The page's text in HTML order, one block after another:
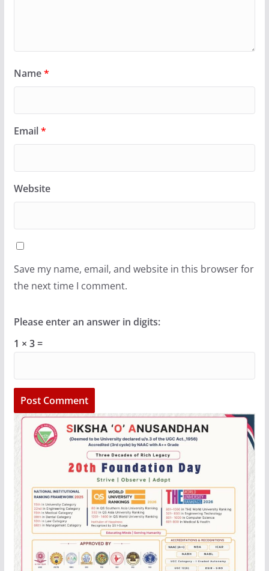
Name*
Email*
Website
Save my name, email, and website in this browser for
the next time I comment.
Please enter an answer in digits:
1 × 3 =